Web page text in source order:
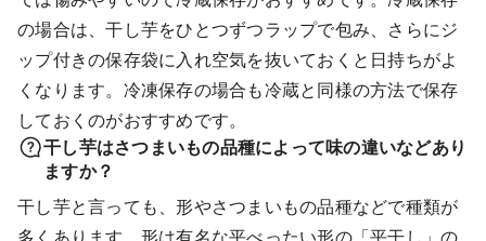
の場合は、干し芋をひとつずつラップで包み、さらにジ
ップ付きの保存袋に入れ空気を抜いておくと日持ちがよ
くなります。冷凍保存の場合も冷蔵と同様の方法で保存
しておくのがおすすめです。
干し芋はさつまいもの品種によって味の違いなどあり
ますか？
干し芋と言っても、形やさつまいもの品種などで種類が
多くあります。形は有名な平べったい形の「平干し」の